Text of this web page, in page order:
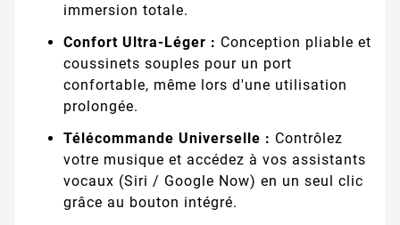
immersion totale.
Confort Ultra-Léger : Conception pliable et
coussinets souples pour un port
confortable, même lors d'une utilisation
prolongée.
Télécommande Universelle : Contrôlez
votre musique et accédez à vos assistants
vocaux (Siri / Google Now) en un seul clic
grâce au bouton intégré.